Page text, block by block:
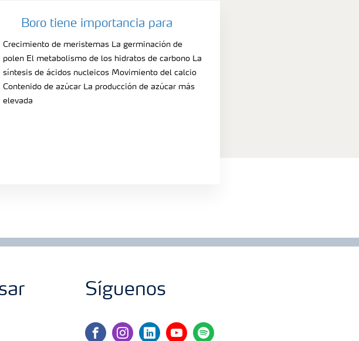
por un encalado excesivo del suelo. Esto
la inmovilización del boro del suelo, que no
ser entonces absorbido por la planta. También
una deficiencia de calcio severa el ápice vegetativo
y las hojas nuevas se deforman, aunque en este
Boro tiene importancia para
Crecimiento de meristemas La germinación de
polen El metabolismo de los hidratos de carbono La
síntesis de ácidos nucleicos Movimiento del calcio
Contenido de azúcar La producción de azúcar más
elevada
Síguenos
facebookinstagramlinkedinyoutubespotify